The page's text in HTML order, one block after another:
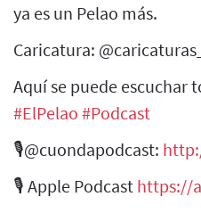
ya es un Pelao más.
Caricatura:
Aquí se puede escuchar
#ElPelao​ #Podcast​
🎙@cuondapodcast:
🎙 Apple Podcast https://